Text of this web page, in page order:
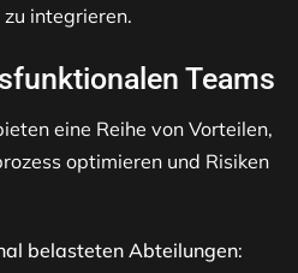
integrieren.
Teams
eine Reihe von Vorteilen,
optimieren und Risiken
belasteten Abteilungen: